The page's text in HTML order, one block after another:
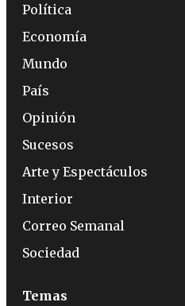
Política
Economía
Mundo
País
Opinión
Sucesos
Arte y Espectáculos
Interior
Correo Semanal
Sociedad
Temas